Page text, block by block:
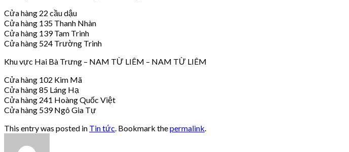
Cửa hàng 22 cầu dậu
Cửa hàng 135 Thanh Nhàn
Cửa hàng 139 Tam Trinh
Cửa hàng 524 Trường Trinh
Khu vực Hai Bà Trưng – NAM TỪ LIÊM – NAM TỪ LIÊM
Cửa hàng 102 Kim Mã
Cửa hàng 85 Láng Hạ
Cửa hàng 241 Hoàng Quốc Việt
Cửa hàng 539 Ngô Gia Tự
This entry was posted in Tin tức . Bookmark thepermalink